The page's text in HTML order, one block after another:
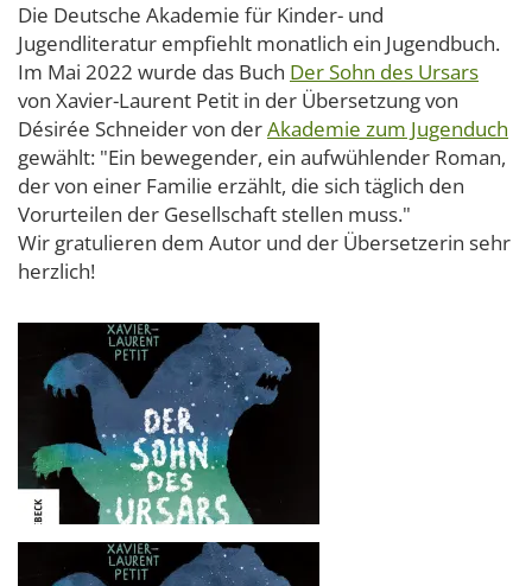
Die Deutsche Akademie für Kinder- und
Jugendliteratur empfiehlt monatlich ein Jugendbuch.
Im Mai 2022 wurde das Buch Der Sohn des Ursars
von Xavier-Laurent Petit in der Übersetzung von
Désirée Schneider von derAkademie zum Jugenduch
gewählt: "Ein bewegender, ein aufwühlender Roman,
der von einer Familie erzählt, die sich täglich den
Vorurteilen der Gesellschaft stellen muss."
Wir gratulieren dem Autor und der Übersetzerin sehr
herzlich!